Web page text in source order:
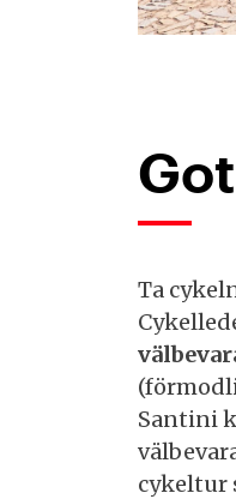
Ta
Santini
cykeltur